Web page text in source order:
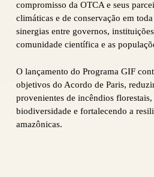
compromisso da OTCA e seus
climáticas e de conservação em
sinergias entre governos,
comunidade científica e as
O lançamento do Programa GIF
objetivos do Acordo de Paris,
provenientes de incêndios
biodiversidade e fortalecendo a
amazônicas.